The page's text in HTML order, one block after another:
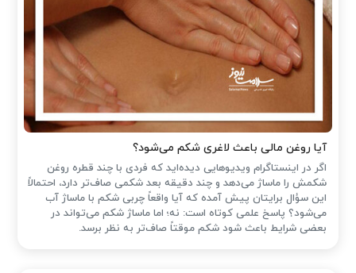
آیا روغن مالی باعث لاغری شکم می‌شود؟
اگر در اینستاگرام ویدیوهایی دیده‌اید که فردی با چند قطره روغن
شکمش را ماساژ می‌دهد و چند دقیقه بعد شکمی صاف‌تر دارد، احتمالاً
این سؤال برایتان پیش آمده که آیا واقعاً چربی شکم با ماساژ آب
می‌شود؟ پاسخ علمی کوتاه است: نه؛ اما ماساژ شکم می‌تواند در
بعضی شرایط باعث شود شکم موقتاً صاف‌تر به نظر برسد.